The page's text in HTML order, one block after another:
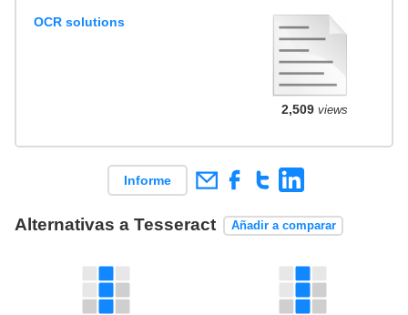
OCR solutions
2,509views
Informe
Alternativas a Tesseract Añadir a comparar